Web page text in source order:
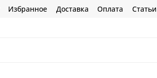
Избранное Доставка Оплата Статьи